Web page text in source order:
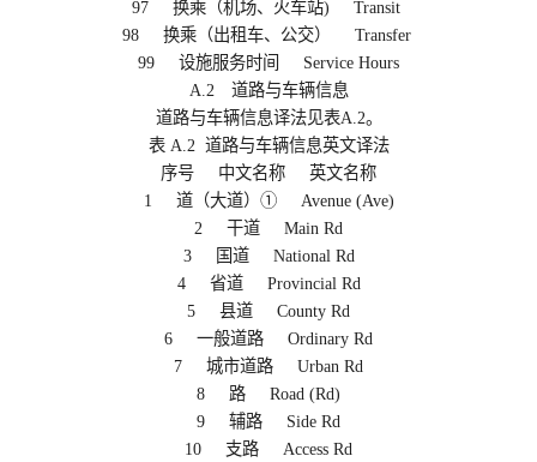
97 换乘（机场、火车站) Transit
98 换乘（出租车、公交） Transfer
99 设施服务时间 Service Hours
A.2 道路与车辆信息
道路与车辆信息译法见表A.2。
表 A.2 道路与车辆信息英文译法
序号 中文名称 英文名称
1 道（大道）① Avenue (Ave)
2 干道 Main Rd
3 国道 National Rd
4 省道 Provincial Rd
5 县道 County Rd
6 一般道路 Ordinary Rd
7 城市道路 Urban Rd
8 路 Road (Rd)
9 辅路 Side Rd
10 支路 Access Rd